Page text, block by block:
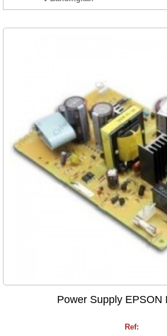
Power Supply EPSON
Ref: